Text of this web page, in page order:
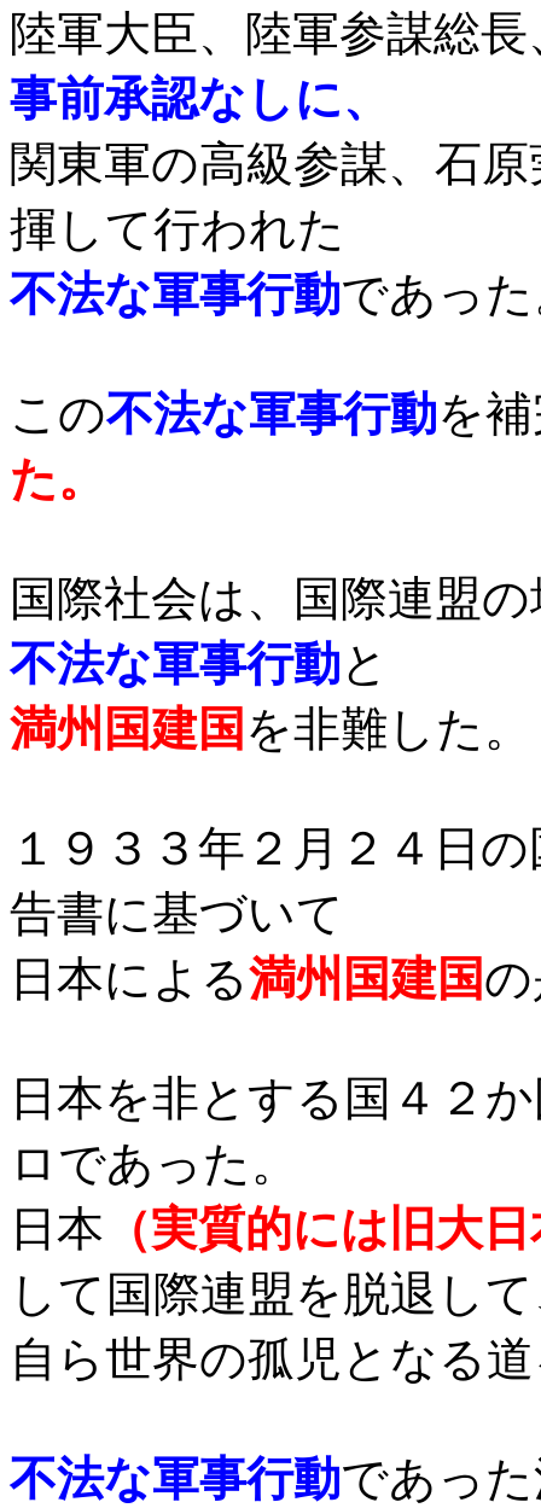
陸軍大臣、陸軍参謀総
事前承認なしに、
関東軍の高級参謀、石
揮して行われた
不法な軍事行動であっ
この不法な軍事行動を
た。
国際社会は、国際連盟
不法な軍事行動と
満州国建国 を非難した。
１９３３年２月２４日
告書に基づいて
日本による満州国建国
日本を非とする国４２
ロであった。
日本 （実質的には旧大
して国際連盟を脱退し
自ら世界の孤児となる
不法な軍事行動であっ